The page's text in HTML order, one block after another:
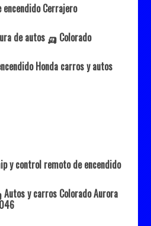
Cerrajero
de autos 🛺 Colorado
Honda carros y autos
y control remoto de encendido
y carros Colorado Aurora